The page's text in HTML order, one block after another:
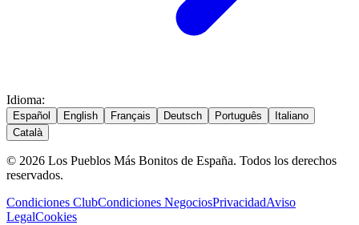
Idioma:
Español English Français Deutsch Português
Italiano
Català
© 2026 Los Pueblos Más Bonitos de España. Todos los derechos
reservados.
Condiciones ClubCondiciones NegociosPrivacidadAviso
LegalCookies